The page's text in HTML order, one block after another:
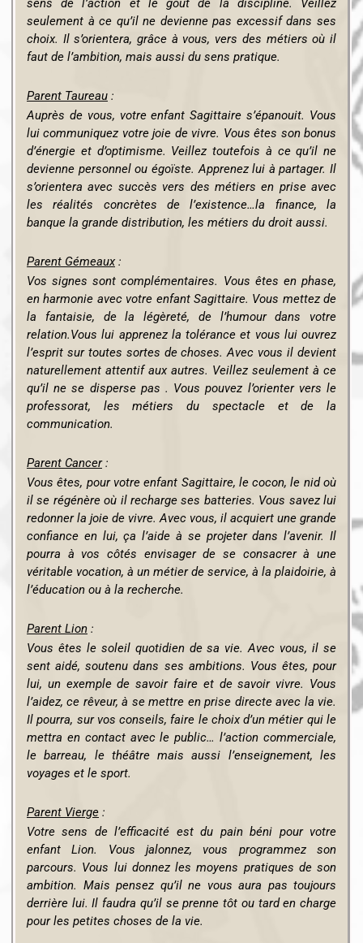
sens de l’action et le goût de la discipline. Veillez
seulement à ce qu’il ne devienne pas excessif dans ses
choix. Il s’orientera, grâce à vous, vers des métiers où il
faut de l’ambition, mais aussi du sens pratique.
Parent Taureau :
Auprès de vous, votre enfant Sagittaire s’épanouit. Vous
lui communiquez votre joie de vivre. Vous êtes son bonus
d’énergie et d’optimisme. Veillez toutefois à ce qu’il ne
devienne personnel ou égoïste. Apprenez lui à partager. Il
s’orienteraavec succès vers des métiers en prise avec
les réalités concrètes de l’existence…la finance, la
banque la grande distribution, les métiers du droit aussi.
Parent Gémeaux:
Vos signes sont complémentaires. Vous êtes en phase,
en harmonie avec votre enfant Sagittaire. Vous mettez de
la fantaisie, de la légèreté, de l’humour dans votre
relation.Vous lui apprenez la tolérance et vous lui ouvrez
l’esprit sur toutes sortes de choses.Avec vous il devient
naturellement attentif aux autres. Veillez seulement à ce
qu’il ne se disperse pas . Vous pouvez l’orienter vers le
professorat, lesmétiers du spectacle et de la
communication.
Parent Cancer:
Vous êtes, pour votre enfant Sagittaire, le cocon, le nid où
il se régénère où il recharge ses batteries. Vous savez lui
redonner la joie de vivre. Avec vous, il acquiert une grande
confiance en lui, ça l’aide à se projeter dans l’avenir. Il
pourra à vos côtés envisager de se consacrer à une
véritable vocation, à un métier de service, à la plaidoirie, à
l’éducation ou à la recherche.
Parent Lion :
Vous êtes le soleil quotidien de sa vie. Avec vous, il se
sent aidé, soutenu dans ses ambitions. Vous êtes, pour
lui, un exemple de savoir faire et de savoir vivre. Vous
l’aidez, ce rêveur, à se mettre en prise directe avec la vie.
Il pourra, sur vos conseils, faire le choix d’un métier qui le
mettra en contact avec le public… l’action commerciale,
le barreau, le théâtre mais aussi l’enseignement, les
voyages et le sport.
Parent Vierge :
Votre sens de l’efficacité est du pain béni pour votre
enfant Lion. Vous jalonnez, vous programmez son
parcours. Vous lui donnez les moyens pratiques de son
ambition. Mais pensez qu’il ne vous aura pas toujours
derrière lui. Il faudra qu’il se prenne tôt ou tard en charge
pour les petites choses de la vie.